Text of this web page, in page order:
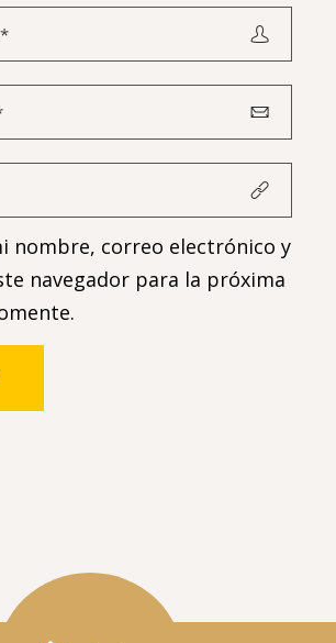
nombre, correo electrónico y
navegador para la próxima